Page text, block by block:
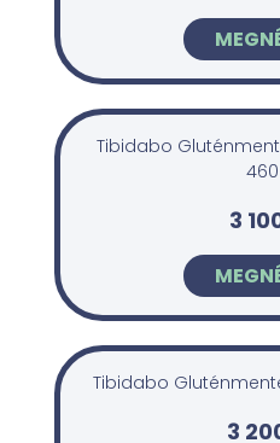
Tibidabo
3
Tibidabo
3